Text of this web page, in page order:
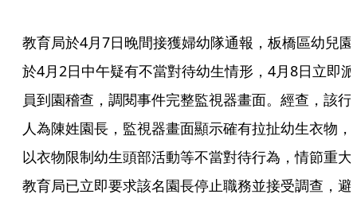
教育局於4月7日晚間接獲婦幼隊通報，板橋區幼兒園
於4月2日中午疑有不當對待幼生情形，4月8日立即派
員到園稽查，調閱事件完整監視器畫面。經查，該行
人為陳姓園長，監視器畫面顯示確有拉扯幼生衣物，
以衣物限制幼生頭部活動等不當對待行為，情節重大
教育局已立即要求該名園長停止職務並接受調查，避